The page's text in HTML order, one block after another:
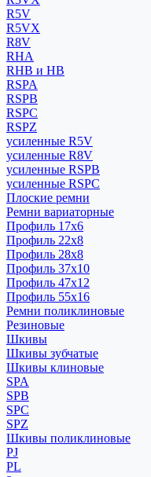
R5V
R5VX
R8V
RHA
RHB и HB
RSPA
RSPB
RSPC
RSPZ
усиленные R5V
усиленные R8V
усиленные RSPB
усиленные RSPC
Плоские ремни
Ремни вариаторные
Профиль 17x6
Профиль 22x8
Профиль 28x8
Профиль 37x10
Профиль 47x12
Профиль 55x16
Ремни поликлиновые
Резиновые
Шкивы
Шкивы зубчатые
Шкивы клиновые
SPA
SPB
SPC
SPZ
Шкивы поликлиновые
PJ
PL